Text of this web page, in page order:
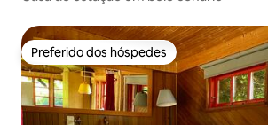
Preferido dos hóspedes
Preferido dos hóspedes